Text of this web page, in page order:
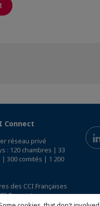
Connect
réseau privé
: 120 chambres | 33
300 comités | 1 200
des CCI Françaises
Connect.